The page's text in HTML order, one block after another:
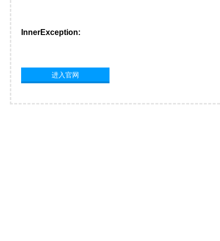
InnerException:
进入官网